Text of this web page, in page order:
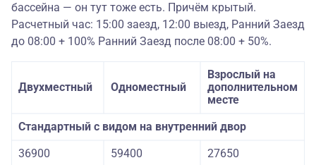
бассейна — он тут тоже есть. Причём крытый.
Расчетный час: 15:00 заезд, 12:00 выезд, Ранний Заезд
до 08:00 + 100% Ранний Заезд после 08:00 + 50%.
Двухместный Одноместный
Взрослый на
дополнительном
месте
Стандартный с видом на внутренний двор
36900
59400 27650